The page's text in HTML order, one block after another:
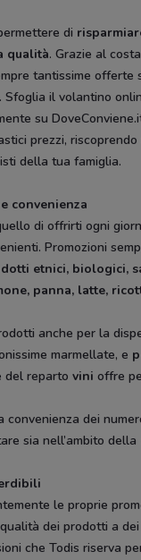
di
qualità. Grazie al
tantissime offerte
Sfoglia il volantino
su
prezzi, riscoprendo
della tua famiglia.
convenienza
di offrirti ogni
Promozioni
etnici, biologici,
panna, latte,
anche per la
marmellate, e
del reparto vini offre
convenienza dei
sia nell’ambito della
le proprie
dei prodotti a
che Todis riserva